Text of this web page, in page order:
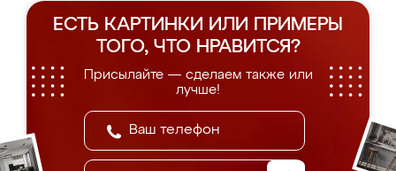
ЕСТЬ КАРТИНКИ ИЛИ ПРИМЕРЫ
ТОГО, ЧТО НРАВИТСЯ?
Присылайте — сделаем также или
лучше!